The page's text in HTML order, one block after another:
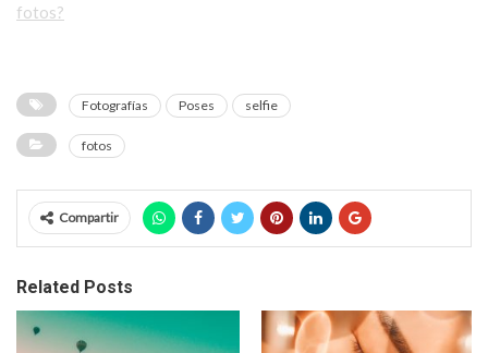
fotos?
Fotografías Poses selfie
fotos
Compartir
Related Posts